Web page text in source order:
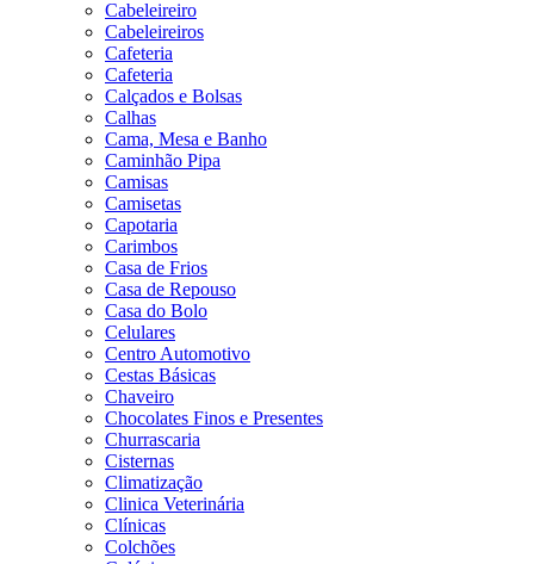
Cabeleireiro
Cabeleireiros
Cafeteria
Cafeteria
Calçados e Bolsas
Calhas
Cama, Mesa e Banho
Caminhão Pipa
Camisas
Camisetas
Capotaria
Carimbos
Casa de Frios
Casa de Repouso
Casa do Bolo
Celulares
Centro Automotivo
Cestas Básicas
Chaveiro
Chocolates Finos e Presentes
Churrascaria
Cisternas
Climatização
Clinica Veterinária
Clínicas
Colchões